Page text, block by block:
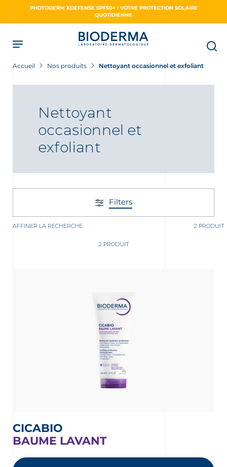
PHOTODERM XDEFENSE SPF50+ : VOTRE PROTECTION SOLAIRE
QUOTIDIENNE
Accueil Nos produits Nettoyant occasionnel et exfoliant
Nettoyant
occasionnel et
exfoliant
Filters
AFFINER LA RECHERCHE 2 PRODUIT
2 PRODUIT
CICABIO
BAUME LAVANT